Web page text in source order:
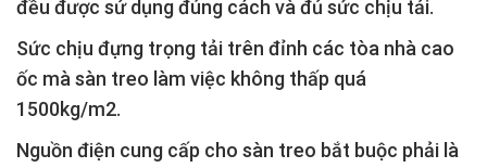
đều được sử dụng đúng cách và đủ sức chịu tải.
Sức chịu đựng trọng tải trên đỉnh các tòa nhà cao
ốc mà sàn treo làm việc không thấp quá
1500kg/m2.
Nguồn điện cung cấp cho sàn treo bắt buộc phải là